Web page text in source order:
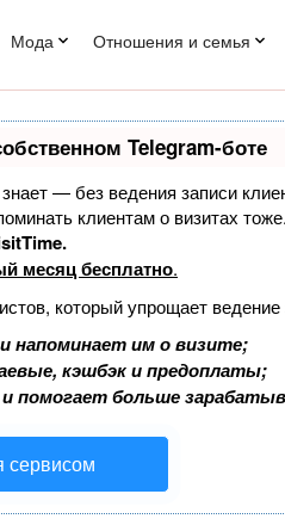
Мода Отношения и семья
Telegram-боте
— без ведения записи
клиентам о визитах
месяц бесплатно.
который упрощает ведение
напоминает им о визите;
кэшбэк и предоплаты;
помогает больше
сервисом